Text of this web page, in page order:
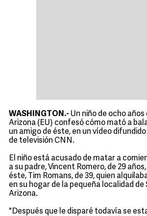
WASHINGTON.- Un niño de ocho
Arizona (EU) confesó cómo mató a
un amigo de éste, en un vídeo
de televisión CNN.
El niño está acusado de matar a
a su padre, Vincent Romero, de 29
éste, Tim Romans, de 39, quien
en su hogar de la pequeña localidad de
Arizona.
"Después que le disparé todavía se